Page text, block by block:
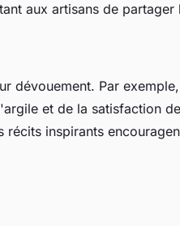
aux artisans de partager
dévouement. Par exemple,
et de la satisfaction
récits inspirants